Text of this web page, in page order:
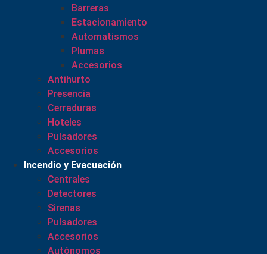
Barreras
Estacionamiento
Automatismos
Plumas
Accesorios
Antihurto
Presencia
Cerraduras
Hoteles
Pulsadores
Accesorios
Incendio y Evacuación
Centrales
Detectores
Sirenas
Pulsadores
Accesorios
Autónomos